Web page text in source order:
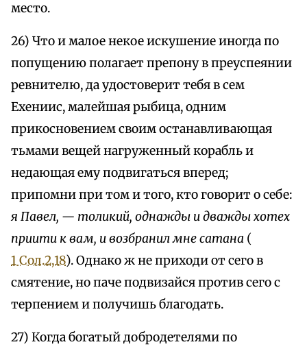
место.
26) Что и малое некое искушение иногда по
попущению полагает препону в преуспеянии
ревнителю, да удостоверит тебя в сем
Ехениис, малейшая рыбица, одним
прикосновением своим останавливающая
тьмами вещей нагруженный корабль и
недающая ему подвигаться вперед;
припомни при том и того, кто говорит о себе:
я Павел, — толикий, однажды и дважды хотех
приити к вам, и возбранил мне сатана (
1 Сол.2,18). Однако ж не приходи от сего в
смятение, но паче подвизайся против сего с
терпением и получишь благодать.
27) Когда богатый добродетелями по